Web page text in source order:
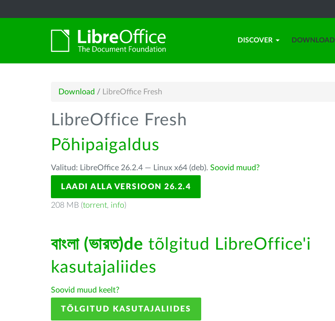
DISCOVER DOWNLOAD
Download / LibreOffice Fresh
LibreOffice Fresh
Põhipaigaldus
Valitud: LibreOffice 26.2.4 — Linux x64 (deb). Soovid muud?
LAADI ALLA VERSIOON 26.2.4
208 MB (torrent, info)
বাংলা (ভারত)de tõlgitud LibreOffice'i
kasutajaliides
Soovid muud keelt?
TÕLGITUD KASUTAJALIIDES